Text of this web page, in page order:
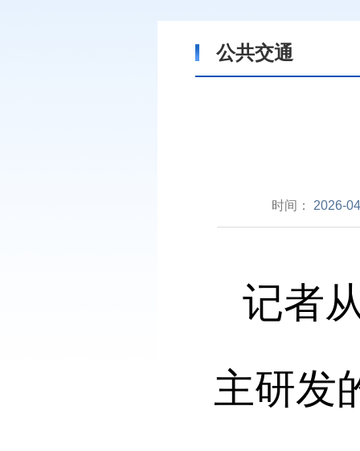
公共交通
时间： 2026-
记者
主研发